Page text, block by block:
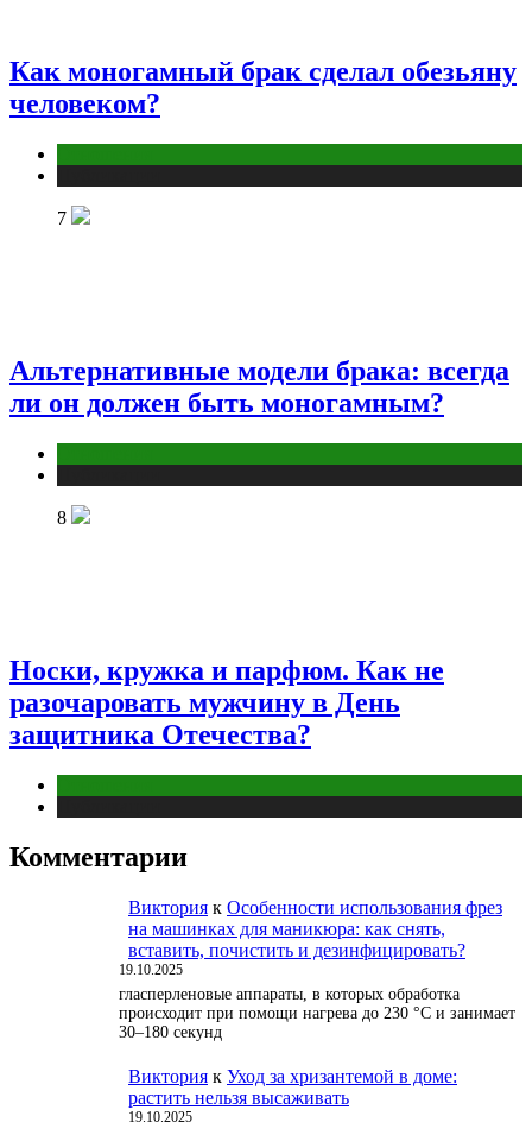
Как моногамный брак сделал обезьяну
человеком?
7
Альтернативные модели брака: всегда
ли он должен быть моногамным?
8
Носки, кружка и парфюм. Как не
разочаровать мужчину в День
защитника Отечества?
Комментарии
Виктория к Особенности использования фрез
на машинках для маникюра: как снять,
вставить, почистить и дезинфицировать?
19.10.2025
гласперленовые аппараты, в которых обработка
происходит при помощи нагрева до 230 °С и занимает
30–180 секунд
Виктория к Уход за хризантемой в доме:
растить нельзя высаживать
19.10.2025